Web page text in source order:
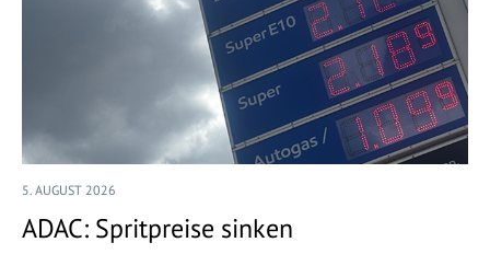
5. AUGUST 2026
ADAC: Spritpreise sinken